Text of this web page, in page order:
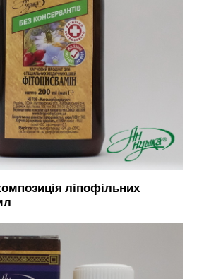
ліпофільних